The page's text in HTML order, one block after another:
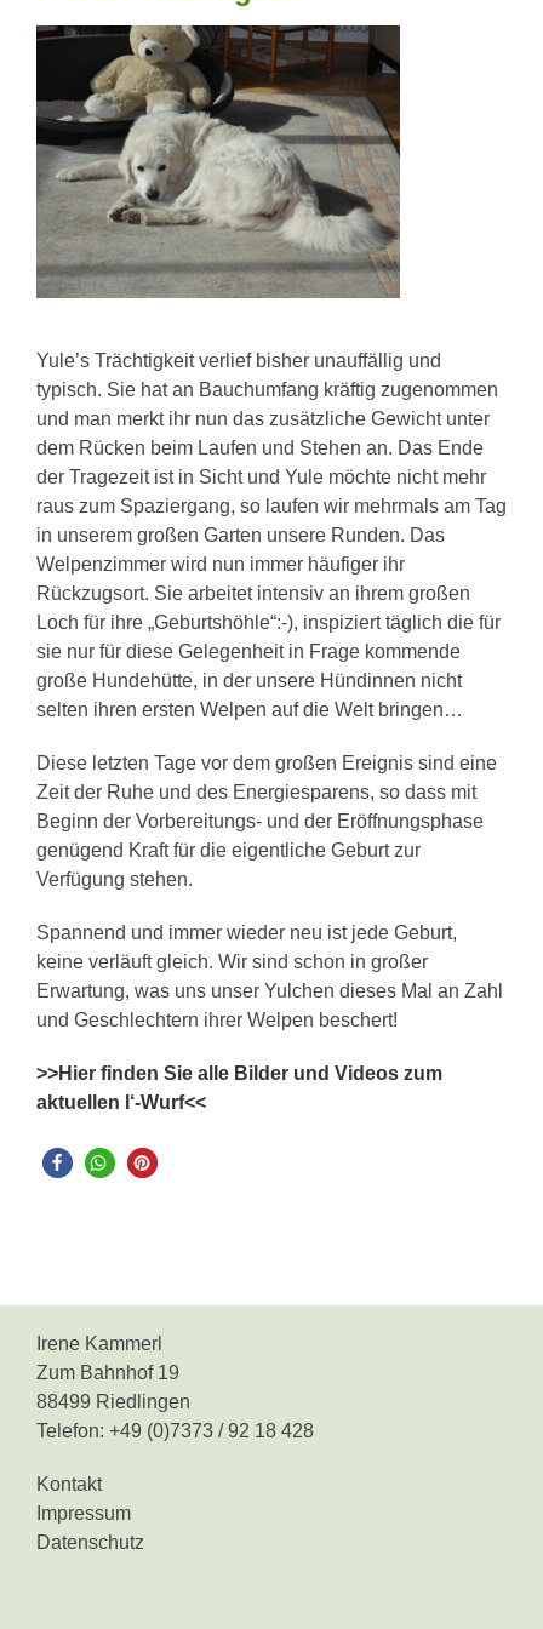
Yule’s Trächtigkeit verlief bisher unauffällig und
typisch. Sie hat an Bauchumfang kräftig zugenommen
und man merkt ihr nun das zusätzliche Gewicht unter
dem Rücken beim Laufen und Stehen an. Das Ende
der Tragezeit ist in Sicht und Yule möchte nicht mehr
raus zum Spaziergang, so laufen wir mehrmals am Tag
in unserem großen Garten unsere Runden. Das
Welpenzimmer wird nun immer häufiger ihr
Rückzugsort. Sie arbeitet intensiv an ihrem großen
Loch für ihre „Geburtshöhle“:-), inspiziert täglich die für
sie nur für diese Gelegenheit in Frage kommende
große Hundehütte, in der unsere Hündinnen nicht
selten ihren ersten Welpen auf die Welt bringen…
Diese letzten Tage vor dem großen Ereignis sind eine
Zeit der Ruhe und des Energiesparens, so dass mit
Beginn der Vorbereitungs- und der Eröffnungsphase
genügend Kraft für die eigentliche Geburt zur
Verfügung stehen.
Spannend und immer wieder neu ist jede Geburt,
keine verläuft gleich. Wir sind schon in großer
Erwartung, was uns unser Yulchen dieses Mal an Zahl
und Geschlechtern ihrer Welpen beschert!
>>Hier finden Sie alle Bilder und Videos zum
aktuellen I‘-Wurf<<
Irene Kammerl
Zum Bahnhof 19
88499 Riedlingen
Telefon: +49 (0)7373 / 92 18 428
Kontakt
Impressum
Datenschutz